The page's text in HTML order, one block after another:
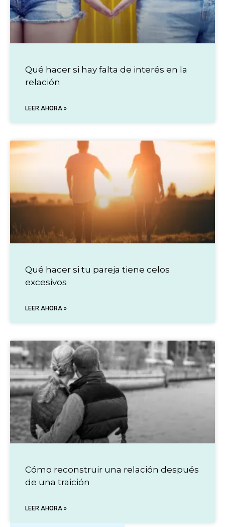
Qué hacer si hay falta de interés en la
relación
LEER AHORA »
Qué hacer si tu pareja tiene celos
excesivos
LEER AHORA »
Cómo reconstruir una relación después
de una traición
LEER AHORA »